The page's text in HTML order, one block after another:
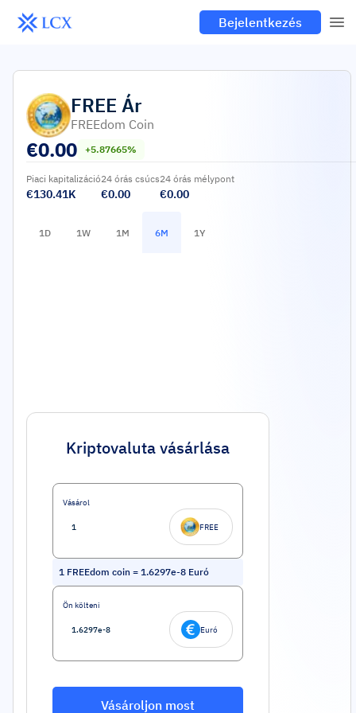
Bejelentkezés
FREE Ár
FREEdom Coin
€0.00 +5.87665%
Piaci kapitalizáció
€130.41K
24 órás csúcs
€0.00
24 órás mélypont
€0.00
1D 1W 1M 6M 1Y
Kriptovaluta vásárlása
Vásárol
FREE
1 FREEdom coin = 1.6297e-8 Euró
Ön költeni
Euró
Vásároljon most